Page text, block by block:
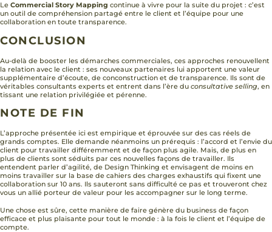
Le Commercial Story Mapping continue à vivre pour la suite du projet : c’est
un outil de compréhension partagé entre le client et l’équipe pour une
collaboration en toute transparence.
CONCLUSION
Au-delà de booster les démarches commerciales, ces approches renouvellent
la relation avec le client : ses nouveaux partenaires lui apportent une valeur
supplémentaire d’écoute, de conconstruction et de transparence. Ils sont de
véritables consultants experts et entrent dans l’ère du consultative selling, en
tissant une relation privilégiée et pérenne.
NOTE DE FIN
L’approche présentée ici est empirique et éprouvée sur des cas réels de
grands comptes. Elle demande néanmoins un prérequis : l’accord et l’envie du
client pour travailler différemment et de façon plus agile. Mais, de plus en
plus de clients sont séduits par ces nouvelles façons de travailler. Ils
entendent parler d’agilité, de Design Thinking et envisagent de moins en
moins travailler sur la base de cahiers des charges exhaustifs qui fixent une
collaboration sur 10 ans. Ils sauteront sans difficulté ce pas et trouveront chez
vous un allié porteur de valeur pour les accompagner sur le long terme.
Une chose est sûre, cette manière de faire génère du business de façon
efficace et plus plaisante pour tout le monde : à la fois le client et l’équipe de
compte.